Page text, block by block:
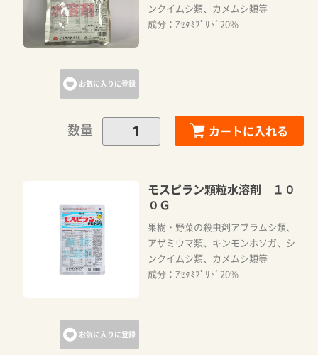
お気に入りに登録
ンクイムシ類、カメムシ類等
成分：ｱｾﾀﾐﾌﾟﾘﾄﾞ20%
数量 カートに入れる
お気に入りに登録
モスピラン顆粒水溶剤 １０
０Ｇ
果樹・野菜の殺虫剤アブラムシ類、
アザミウマ類、キンモンホソガ、シ
ンクイムシ類、カメムシ類等
成分：ｱｾﾀﾐﾌﾟﾘﾄﾞ20%